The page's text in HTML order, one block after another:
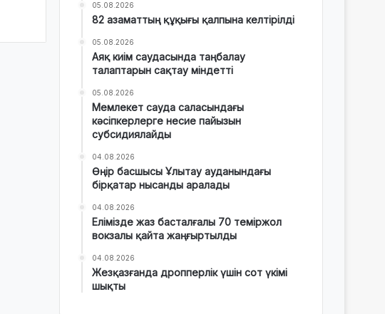
05.08.2026
82 азаматтың құқығы қалпына келтірілді
05.08.2026
Аяқ киім саудасында таңбалау
талаптарын сақтау міндетті
05.08.2026
Мемлекет сауда саласындағы
кәсіпкерлерге несие пайызын
субсидиялайды
04.08.2026
Өңір басшысы Ұлытау ауданындағы
бірқатар нысанды аралады
04.08.2026
Елімізде жаз басталғалы 70 теміржол
вокзалы қайта жаңғыртылды
04.08.2026
Жезқазғанда дропперлік үшін сот үкімі
шықты